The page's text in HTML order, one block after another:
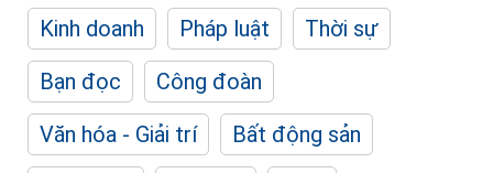
Kinh doanh
Pháp luật
Thời sự
Bạn đọc
Công đoàn
Văn hóa - Giải trí
Bất động sản